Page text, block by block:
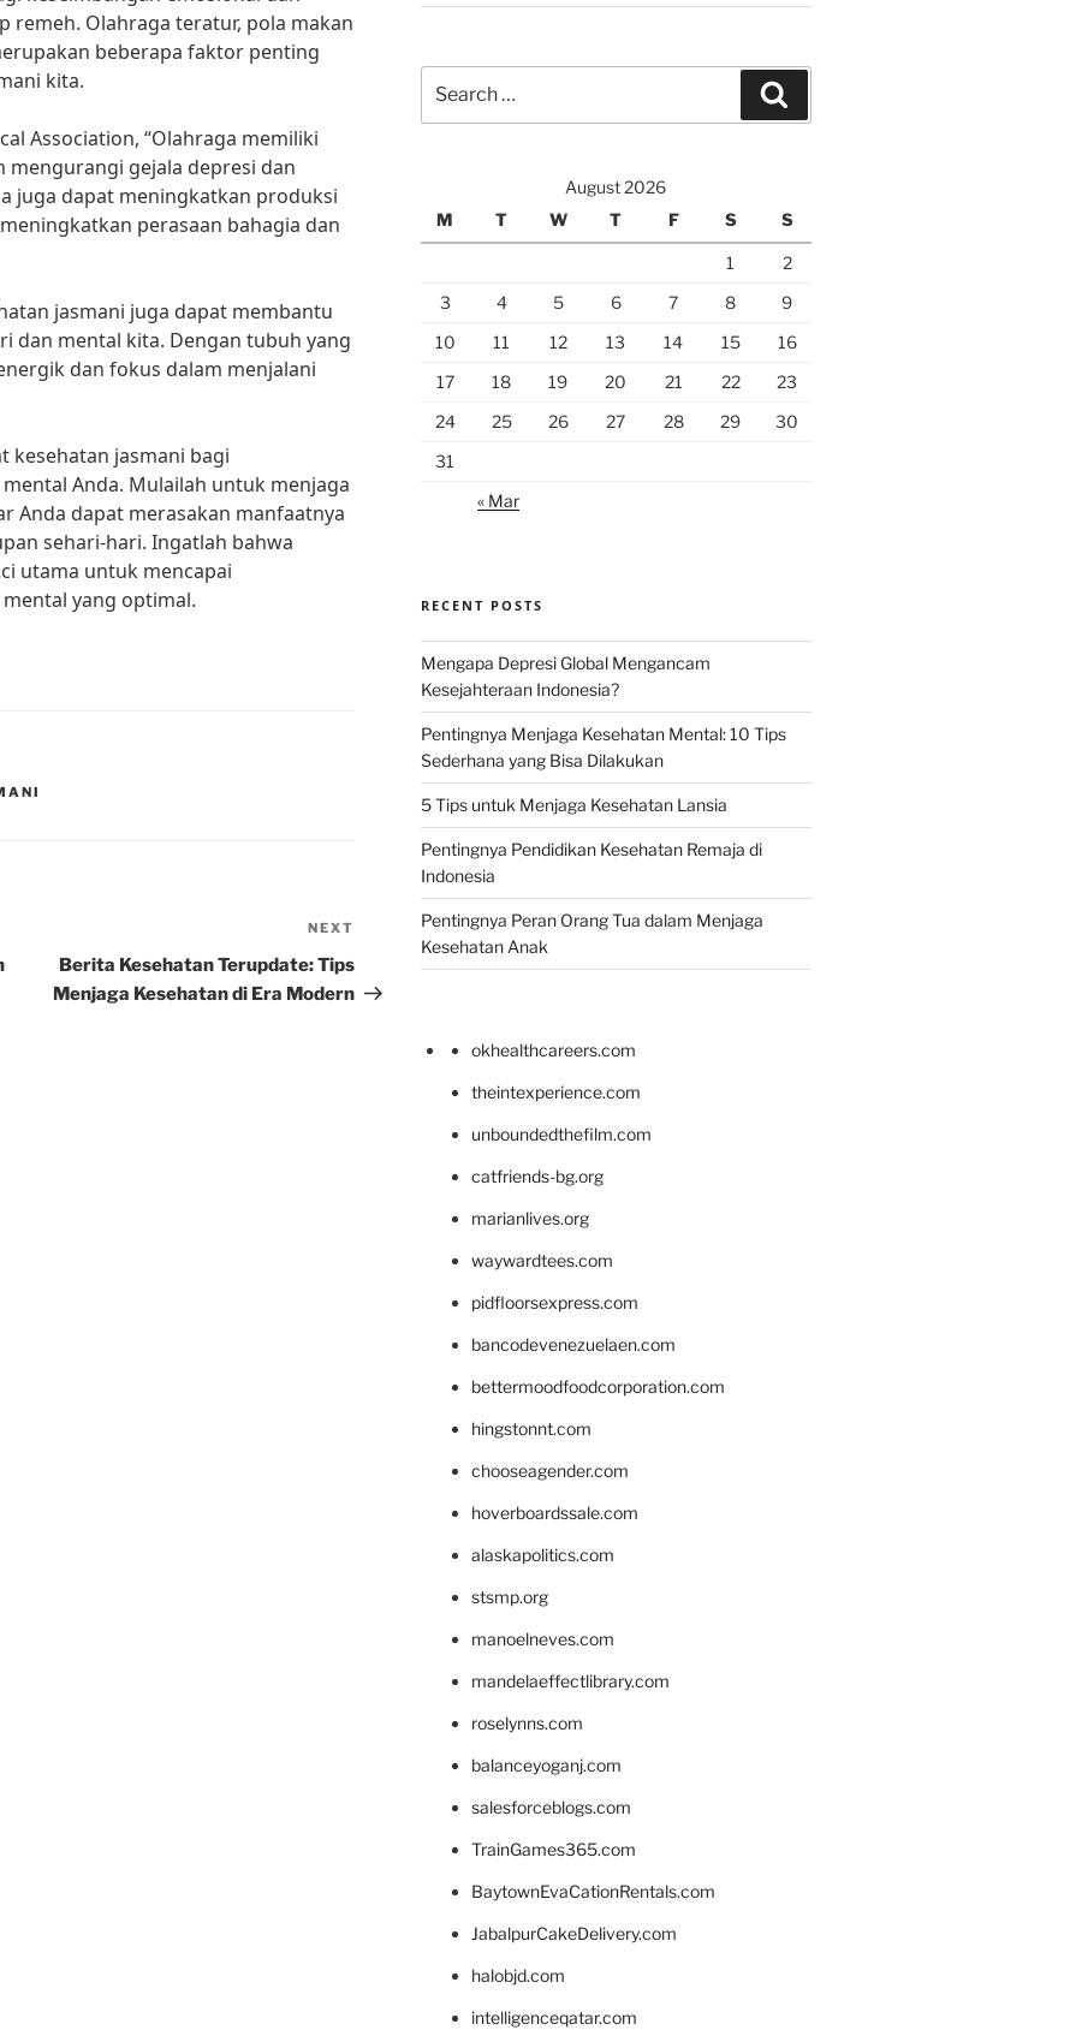
remeh. Olahraga teratur, pola makan
beberapa faktor penting
kita.
Association, “Olahraga memiliki
gejala depresi dan
juga dapat meningkatkan produksi
perasaan bahagia dan
jasmani juga dapat membantu
dan mental kita. Dengan tubuh yang
dan fokus dalam menjalani
kesehatan jasmani bagi
Anda. Mulailah untuk menjaga
Anda dapat merasakan manfaatnya
sehari-hari. Ingatlah bahwa
utama untuk mencapai
yang optimal.
Post
NEXT
Berita Kesehatan Terupdate: Tips
Menjaga Kesehatan di Era Modern
for:
August 2026
M
T W T F S S
1
2
3
4 5 6 7 8
9
10
11 12 13 14 15
16
17
18 19 20 21 22
23
24
25 26 27 28 29
30
31
« Mar
RECENT POSTS
Mengapa Depresi Global Mengancam
Kesejahteraan Indonesia?
Pentingnya Menjaga Kesehatan Mental: 10 Tips
Sederhana yang Bisa Dilakukan
5 Tips untuk Menjaga Kesehatan Lansia
Pentingnya Pendidikan Kesehatan Remaja di
Indonesia
Pentingnya Peran Orang Tua dalam Menjaga
Kesehatan Anak
okhealthcareers.com
theintexperience.com
unboundedthefilm.com
catfriends-bg.org
marianlives.org
waywardtees.com
pidfloorsexpress.com
bancodevenezuelaen.com
bettermoodfoodcorporation.com
hingstonnt.com
chooseagender.com
hoverboardssale.com
alaskapolitics.com
stsmp.org
manoelneves.com
mandelaeffectlibrary.com
roselynns.com
balanceyoganj.com
salesforceblogs.com
TrainGames365.com
BaytownEvaCationRentals.com
JabalpurCakeDelivery.com
halobjd.com
intelligenceqatar.com